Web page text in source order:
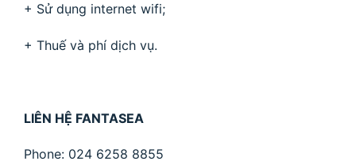
+ Sử dụng internet wifi;
+ Thuế và phí dịch vụ.
LIÊN HỆ FANTASEA
Phone: 024 6258 8855